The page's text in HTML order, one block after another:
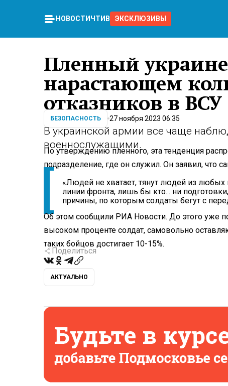
НОВОСТИ ЧТИВО ЭКСКЛЮЗИВЫ
Пленный
нарастающем
отказников в ВСУ
БЕЗОПАСНОСТЬ 27 ноября 2023 06:35
В украинской армии все чаще
военнослужащими.
По утверждению пленного, эта тенденция
подразделение, где он служил. Он заявил, что
«Людей не хватает, тянут людей из
линии фронта, лишь бы кто... ни
причины, по которым солдаты бегут с
Об этом сообщили РИА Новости. До этого уже
высоком проценте солдат, самовольно
таких бойцов достигает 10-15%.
Поделиться
АКТУАЛЬНО